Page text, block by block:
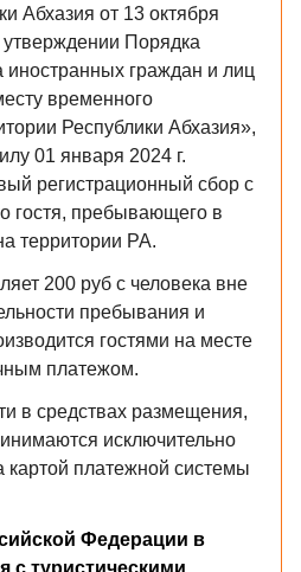
Абхазия от 13 октября
Порядка
иностранных граждан и лиц
временного
Республики Абхазия»,
01 января 2024 г.
регистрационный сбор с
гостя, пребывающего в
территории РА.
200 руб с человека вне
пребывания и
гостями на месте
платежом.
в средствах размещения,
исключительно
картой платежной системы
Федерации в
с туристическими